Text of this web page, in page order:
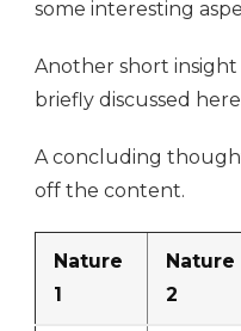
some interesting
Another short insight
briefly discussed
A concluding
off the content.
Nature
1
Nature
2